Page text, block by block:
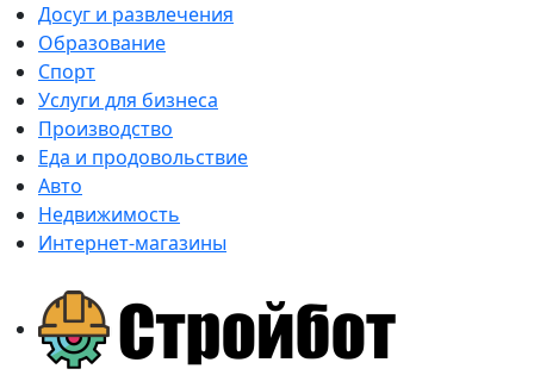
Досуг и развлечения
Образование
Спорт
Услуги для бизнеса
Производство
Еда и продовольствие
Авто
Недвижимость
Интернет-магазины